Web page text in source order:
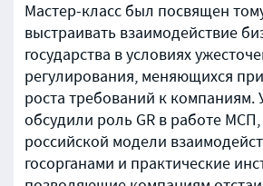
Мастер-класс был посвящен
выстраивать взаимодействие
государства в условиях
регулирования, меняющихся
роста требований к компаниям.
обсудили роль GR в работе
российской модели
госорганами и практические